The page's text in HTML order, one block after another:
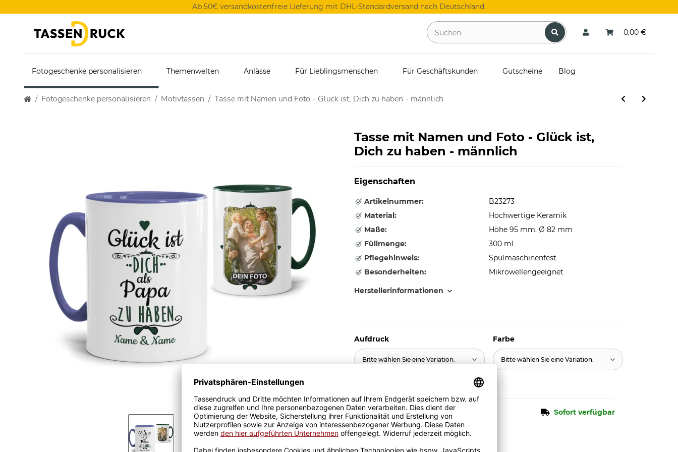
Ab 50€ versandkostenfreie Lieferung mit DHL-Standardversand nach Deutschland.
0,00 €
Fotogeschenke personalisieren Themenwelten Anlässe Für Lieblingsmenschen Für Geschäftskunden Gutscheine Blog
Fotogeschenke personalisieren Motivtassen Tasse mit Namen und Foto - Glück ist, Dich zu haben - männlich
Tasse mit Namen und Foto - Glück ist,
Dich zu haben - männlich
Eigenschaften
Artikelnummer:
B23273
Material:
Hochwertige Keramik
Maße:
Höhe 95 mm, Ø 82 mm
Füllmenge:
300 ml
Pflegehinweis:
Spülmaschinenfest
Besonderheiten:
Mikrowellengeeignet
Herstellerinformationen
Aufdruck
Bitte wählen Sie eine Variation.
Farbe
Bitte wählen Sie eine Variation.
11,95 € Sofort verfügbar
inkl. 19% MwSt. , zzgl. Versand